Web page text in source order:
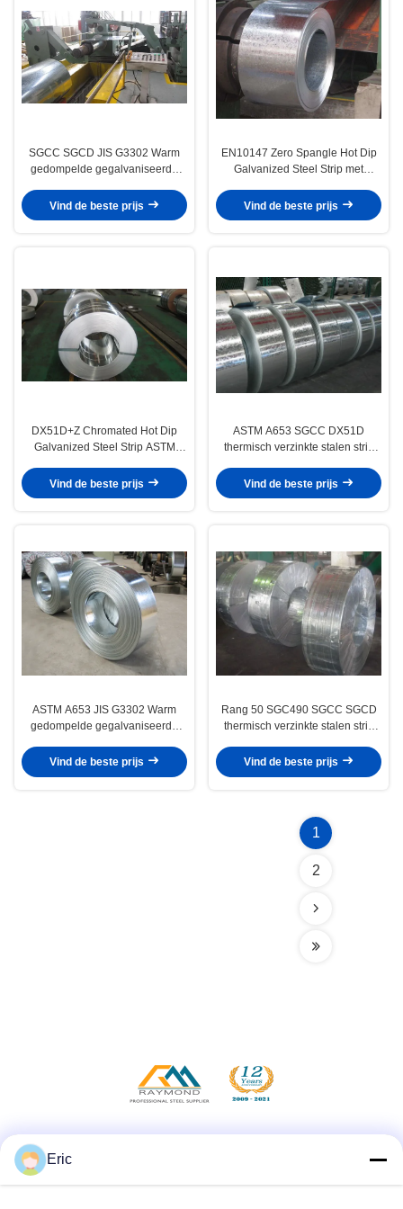
SGCC SGCD JIS G3302 Warm
gedompelde gegalvaniseerde
voor gelaste buizen en
constructies
Vind de beste prijs
EN10147 Zero Spangle Hot Dip
Galvanized Steel Strip met
oppervlak voor pijpleiding en
bouwtoepassingen
Vind de beste prijs
DX51D+Z Chromated Hot Dip
Galvanized Steel Strip ASTM
gesoldeerde buizen en
bouwtoepassingen
Vind de beste prijs
ASTM A653 SGCC DX51D
thermisch verzinkte stalen strip
grote lovertjes
Vind de beste prijs
ASTM A653 JIS G3302 Warm
gedompelde gegalvaniseerde
gechromeerd en geoliede
Vind de beste prijs
Rang 50 SGC490 SGCC SGCD
thermisch verzinkte stalen strip
bouwtoepassingen
Vind de beste prijs
1
2
Eric